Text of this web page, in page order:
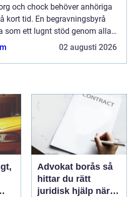
och chock behöver anhöriga
kort tid. En begravningsbyrå
som ett lugnt stöd genom alla
uppstår, men också som en
02 augusti 2026
Advokat borås så
hittar du rätt
juridisk hjälp när